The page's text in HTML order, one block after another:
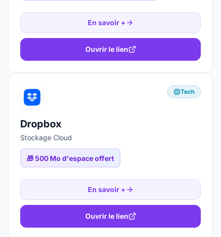
En savoir +
Ouvrir le lien
Tech
Dropbox
Stockage Cloud
🎁500 Mo d'espace offert
En savoir +
Ouvrir le lien